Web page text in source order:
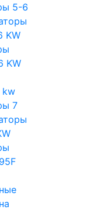
5-6
KW
KW
kw
7